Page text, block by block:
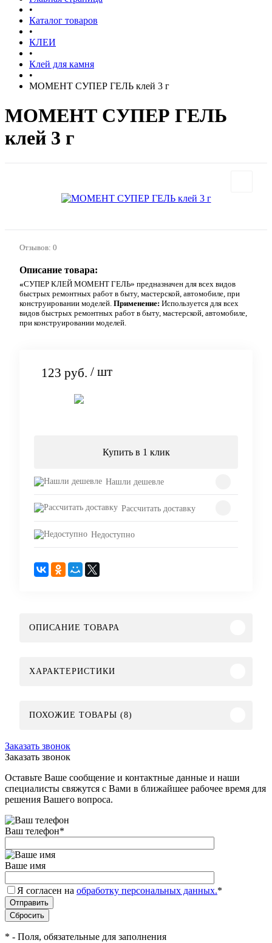
•
Каталог товаров
•
КЛЕИ
•
Клей для камня
•
МОМЕНТ СУПЕР ГЕЛЬ клей 3 г
МОМЕНТ СУПЕР ГЕЛЬ
клей 3 г
Отзывов: 0
Описание товара:
«СУПЕР КЛЕЙ МОМЕНТ ГЕЛЬ» предназначен для всех видов
быстрых ремонтных работ в быту, мастерской, автомобиле, при
конструировании моделей. Применение: Используется для всех
видов быстрых ремонтных работ в быту, мастерской, автомобиле,
при конструировании моделей.
123 руб. / шт
Купить в 1 клик
Нашли дешевле
Рассчитать доставку
Недоступно
ОПИСАНИЕ ТОВАРА
ХАРАКТЕРИСТИКИ
ПОХОЖИЕ ТОВАРЫ (8)
Заказать звонок
Заказать звонок
Оставьте Ваше сообщение и контактные данные и наши
специалисты свяжутся с Вами в ближайшее рабочее время для
решения Вашего вопроса.
Ваш телефон*
Ваше имя
Я согласен на обработку персональных данных.*
* - Поля, обязательные для заполнения